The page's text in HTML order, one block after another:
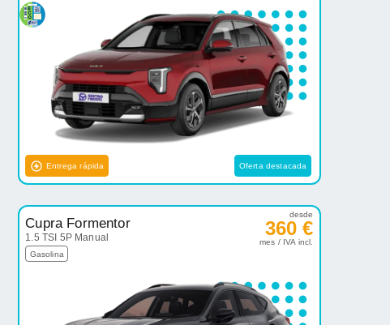
Entrega rápida Oferta destacada
Cupra Formentor
1.5 TSI 5P Manual
Gasolina
desde
360 €
mes / IVA incl.